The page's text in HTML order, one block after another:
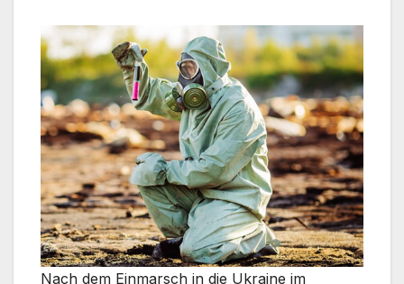
Nach dem Einmarsch in die Ukraine im